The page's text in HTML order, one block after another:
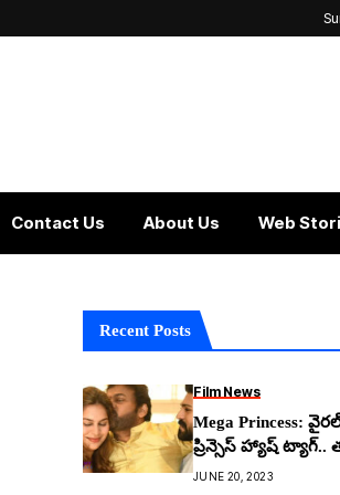
Contact Us About Us Web
Recent Posts
Film News
Mega Princess:
ప్రిన్సెస్ హ్యాష్ ట్యాగ్..
వ్య‌క్త‌ప‌ర‌చిన చిరు
JUNE 20, 2023